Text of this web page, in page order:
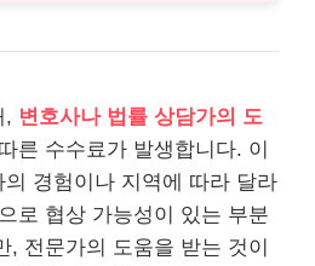
, 변호사나 법률 상담가의 도
른 수수료가 발생합니다. 이
경험이나 지역에 따라 달라
로 협상 가능성이 있는 부분
, 전문가의 도움을 받는 것이